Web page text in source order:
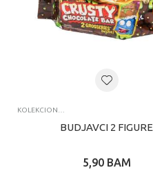
KOLEKCIONARSKE FIGURE I SETOVI
BUDJAVCI 2 FIGURE
5,90 BAM